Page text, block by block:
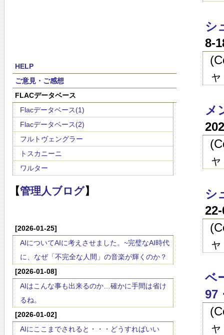
HELP
ご意見・ご感想
FLACデータベース
Flacデータベース(1)
Flacデータベース(2)
フルトヴェングラー
トスカニーニ
ワルター
【管理人ブログ】
[2026-01-25]
AIについてAIに考えさせました。~完璧なAI時代
に、なぜ「不完全な人間」の音楽が輝くのか？
[2026-01-08]
AIはこんな事も出来るのか…確かに手間は省け
るね。
[2026-01-02]
AIにここまでされると・・・どうすればいい
シ
8-
メ
シ
ベ
97